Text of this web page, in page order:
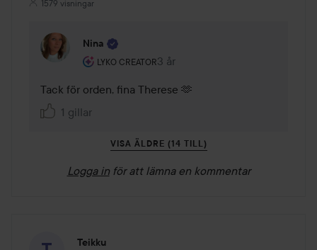
1579 visningar
Nina
LYKO CREATOR
Användarens roll: Lyko Creator.
3 år
Kommentaren lades 3 år
Tack för orden, fina Therese 🫶
1 gillar
VISA ÄLDRE (14 TILL)
Logga in för att lämna en kommentar
Teikku